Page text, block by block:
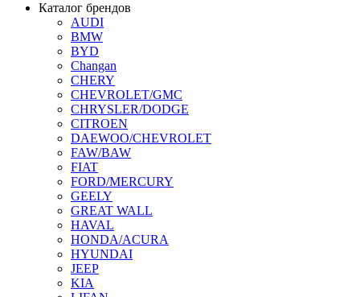
Каталог брендов
AUDI
BMW
BYD
Changan
CHERY
CHEVROLET/GMC
CHRYSLER/DODGE
CITROEN
DAEWOO/CHEVROLET
FAW/BAW
FIAT
FORD/MERCURY
GEELY
GREAT WALL
HAVAL
HONDA/ACURA
HYUNDAI
JEEP
KIA